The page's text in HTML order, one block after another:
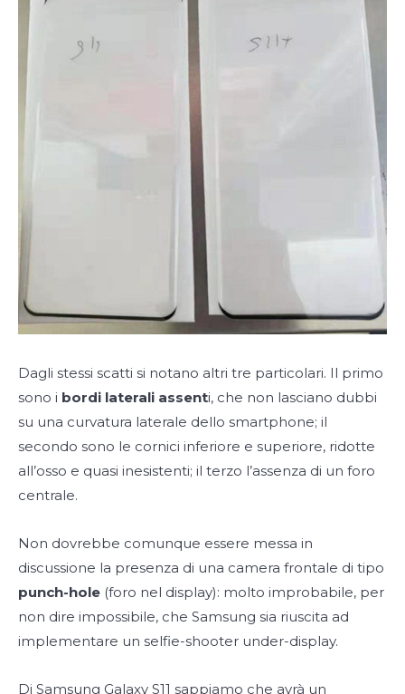
Dagli stessi scatti si notano altri tre particolari. Il primo
sono i bordi laterali assenti, che non lasciano dubbi
su una curvatura laterale dello smartphone; il
secondo sono le cornici inferiore e superiore, ridotte
all’osso e quasi inesistenti; il terzo l’assenza di un foro
centrale.
Non dovrebbe comunque essere messa in
discussione la presenza di una camera frontale di tipo
punch-hole (foro nel display): molto improbabile, per
non dire impossibile, che Samsung sia riuscita ad
implementare un selfie-shooter under-display.
Di Samsung Galaxy S11 sappiamo che avrà un